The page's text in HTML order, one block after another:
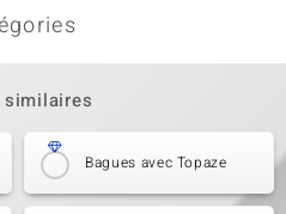
similaires
Bagues avec Topaze